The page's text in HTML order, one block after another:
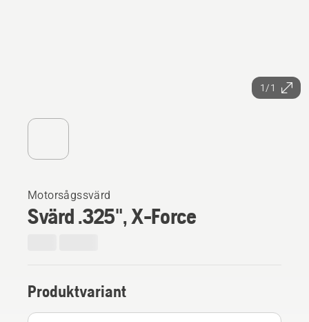
1/1
Motorsågssvärd
Svärd .325", X-Force
Produktvariant